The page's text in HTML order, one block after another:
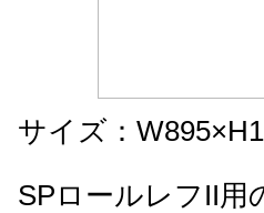
サイズ：
SPロールレフII用